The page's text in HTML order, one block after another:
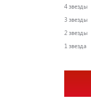
4 звезды
3 звезды
2 звезды
1 звезда